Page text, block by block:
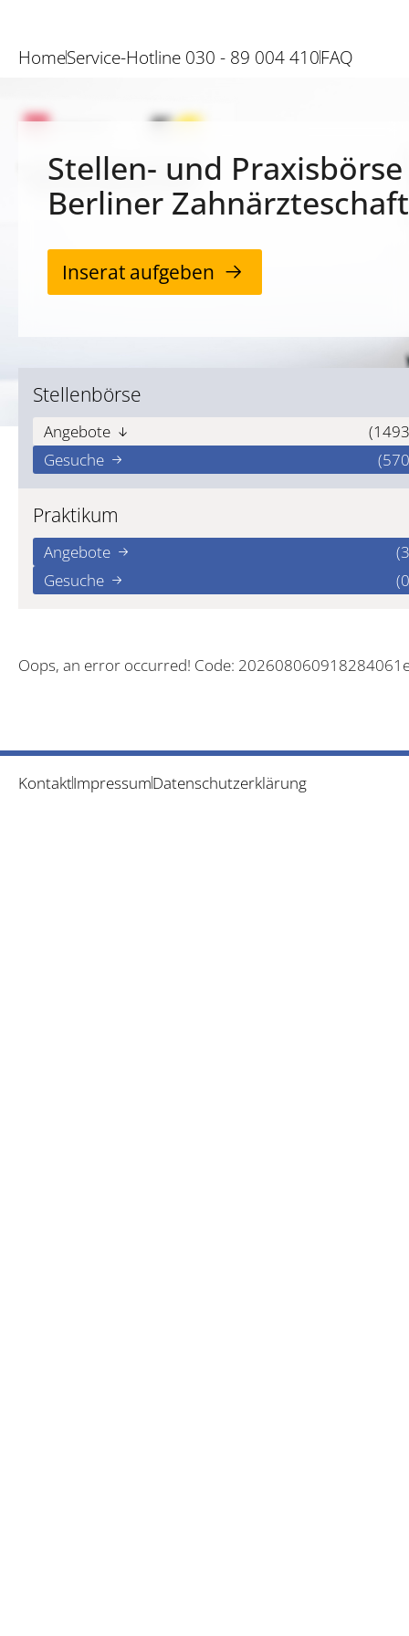
HomeService-Hotline 030 - 89 004 410FAQ
Stellen- und
Berliner Zahnärzteschaft
Inserat aufgeben
Stellenbörse
Angebote
Gesuche
Praktikum
Angebote
Gesuche
Oops, an error occurred! Code:
KontaktImpressumDatenschutzerklärung